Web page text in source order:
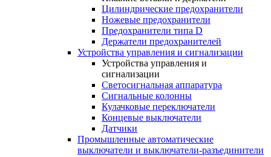
Цилиндрические предохранители
Ножевые предохранители
Предохранители типа D
Держатели предохранителей
Устройства управления и сигнализации
Устройства управления и
сигнализации
Светосигнальная аппаратура
Сигнальные колонны
Кулачковые переключатели
Концевые выключатели
Датчики
Промышленные автоматические
выключатели и выключатели-разъединители